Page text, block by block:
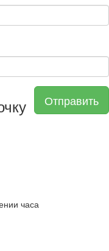
Отправить
часа